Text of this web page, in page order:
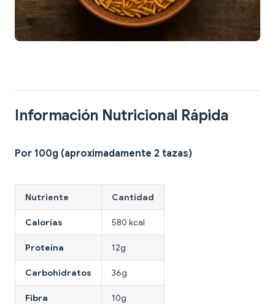
Información Nutricional Rápida
Por 100g (aproximadamente 2 tazas)
Nutriente Cantidad
Calorías 580 kcal
Proteína 12g
Carbohidratos 36g
Fibra 10g